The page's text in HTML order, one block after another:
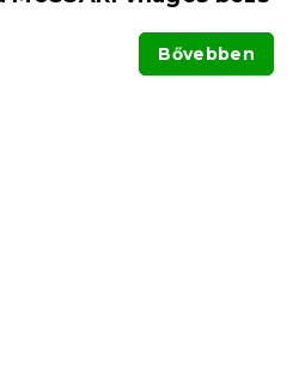
Bővebben